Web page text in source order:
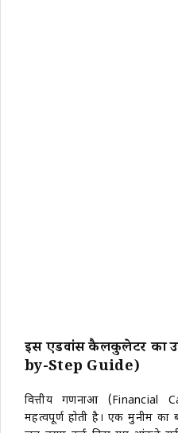
इस एडवांस कैलकुलेटर का
by-Step Guide)
वित्तीय गणनाओं (Financial
महत्वपूर्ण होती है। एक मुनीम का